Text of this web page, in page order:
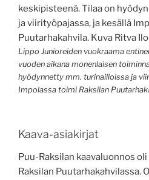
Lippo Junioreiden vuokraama
vuoden aikana monenlaisen
hyödynnetty mm. turinailloissa ja
Impolassa toimi Raksilan
Kaava-asiakirjat
Puu-Raksilan kaavaluonnos
Raksilan Puutarhakahvilassa.